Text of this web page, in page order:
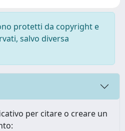
protetti da copyright e
salvo diversa
per citare o creare un